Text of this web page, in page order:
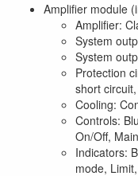
Amplifier module
Amplifier:
System
System
Protection
short
Cooling:
Controls:
On/Off,
Indicators:
mode,